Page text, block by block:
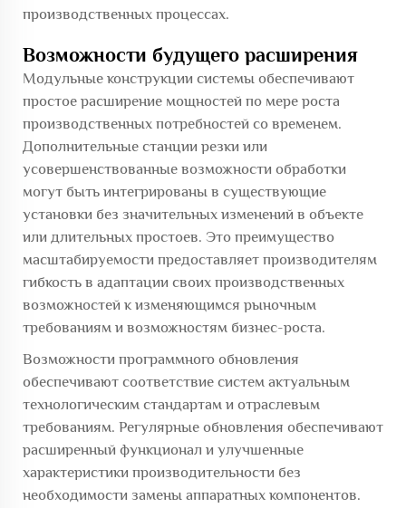
производственных процессах.
Возможности будущего расширения
Модульные конструкции системы обеспечивают
простое расширение мощностей по мере роста
производственных потребностей со временем.
Дополнительные станции резки или
усовершенствованные возможности обработки
могут быть интегрированы в существующие
установки без значительных изменений в объекте
или длительных простоев. Это преимущество
масштабируемости предоставляет производителям
гибкость в адаптации своих производственных
возможностей к изменяющимся рыночным
требованиям и возможностям бизнес-роста.
Возможности программного обновления
обеспечивают соответствие систем актуальным
технологическим стандартам и отраслевым
требованиям. Регулярные обновления обеспечивают
расширенный функционал и улучшенные
характеристики производительности без
необходимости замены аппаратных компонентов.